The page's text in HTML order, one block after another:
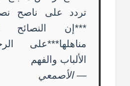
تردد على ناصح
***إن النصائح
مناهلها***على
الألباب والفهم
—الأصمعي